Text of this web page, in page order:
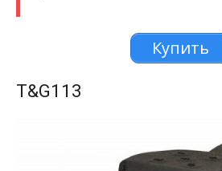
Купить
T&G113